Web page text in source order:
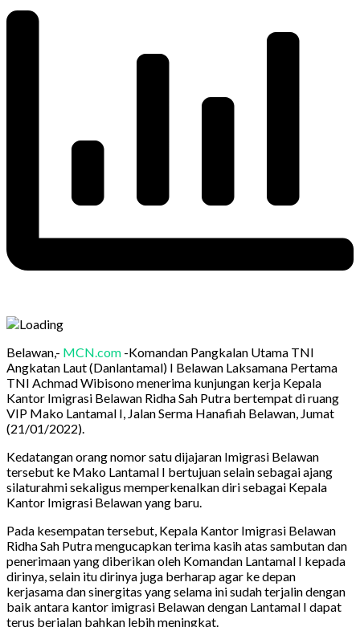
Belawan,- MCN.com -Komandan Pangkalan Utama TNI
Angkatan Laut (Danlantamal) I Belawan Laksamana Pertama
TNI Achmad Wibisono menerima kunjungan kerja Kepala
Kantor Imigrasi Belawan Ridha Sah Putra bertempat di ruang
VIP Mako Lantamal I, Jalan Serma Hanafiah Belawan, Jumat
(21/01/2022).
Kedatangan orang nomor satu dijajaran Imigrasi Belawan
tersebut ke Mako Lantamal I bertujuan selain sebagai ajang
silaturahmi sekaligus memperkenalkan diri sebagai Kepala
Kantor Imigrasi Belawan yang baru.
Pada kesempatan tersebut, Kepala Kantor Imigrasi Belawan
Ridha Sah Putra mengucapkan terima kasih atas sambutan dan
penerimaan yang diberikan oleh Komandan Lantamal I kepada
dirinya, selain itu dirinya juga berharap agar ke depan
kerjasama dan sinergitas yang selama ini sudah terjalin dengan
baik antara kantor imigrasi Belawan dengan Lantamal I dapat
terus berjalan bahkan lebih meningkat.